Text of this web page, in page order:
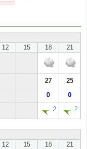
12 15 18 21
27
25
0 0
2 2
12 15 18 21